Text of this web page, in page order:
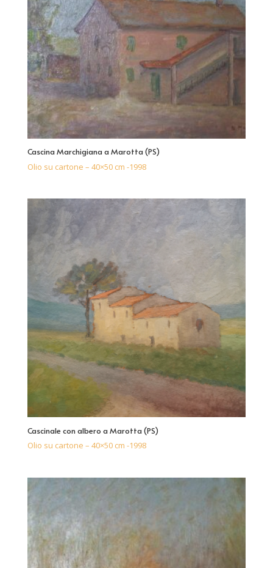
Cascina Marchigiana a Marotta (PS)
Olio su cartone – 40×50 cm -1998
Cascinale con albero a Marotta (PS)
Olio su cartone – 40×50 cm -1998